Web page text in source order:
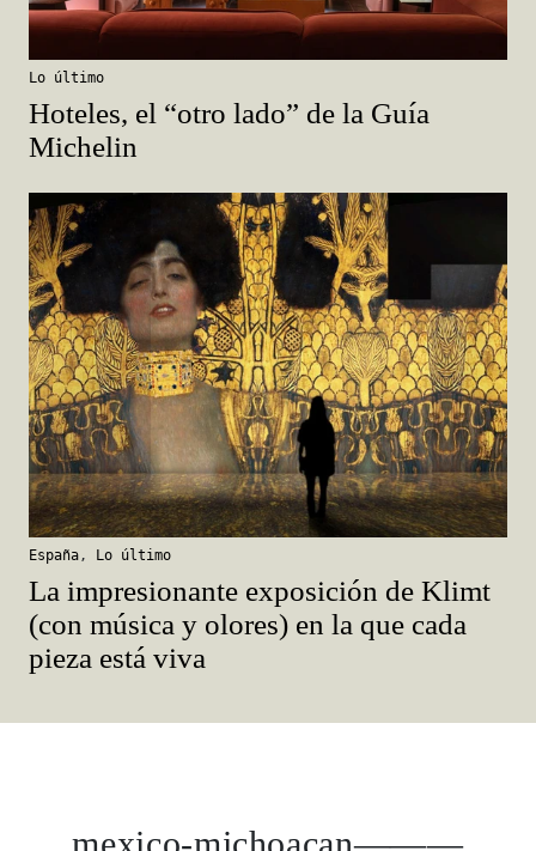
Lo último
Hoteles, el “otro lado” de la Guía
Michelin
España, Lo último
La impresionante exposición de Klimt
(con música y olores) en la que cada
pieza está viva